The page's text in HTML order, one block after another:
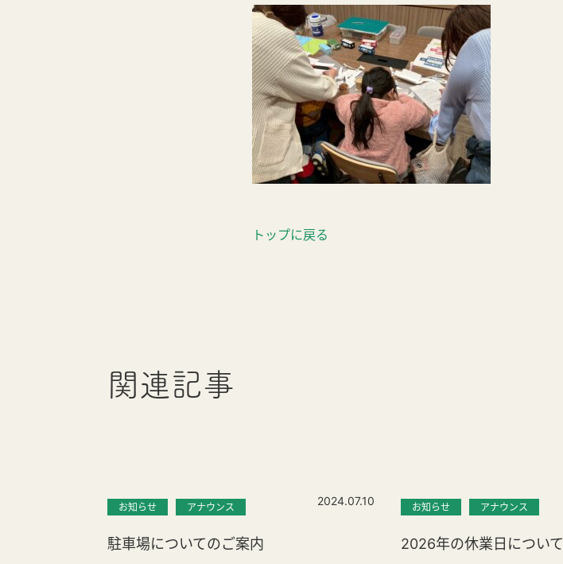
トップに戻る
関連記事
お知らせ アナウンス 2024.07.10
駐車場についてのご案内
お知らせ アナウンス
2026年の休業日について